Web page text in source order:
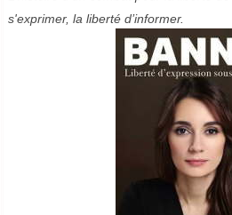
s'exprimer, la liberté d’informer.